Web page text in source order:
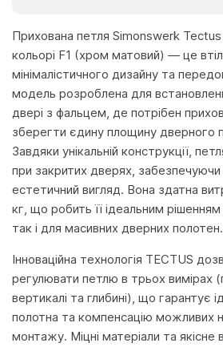
Прихована петля Simonswerk
кольорі F1 (хром матовий) — це
мінімалістичного дизайну та
модель розроблена для
двері з фальцем, де потрібен
зберегти єдину площину дверного
Завдяки унікальній конструкції,
при закритих дверях, забезпечуючи
естетичний вигляд. Вона здатна
кг, що робить її ідеальним
так і для масивних дверних полотен.
Інноваційна технологія TECTUS
регулювати петлю в трьох вимірах
вертикалі та глибині), що гарантує
полотна та компенсацію можливих
монтажу. Міцні матеріали та якісне